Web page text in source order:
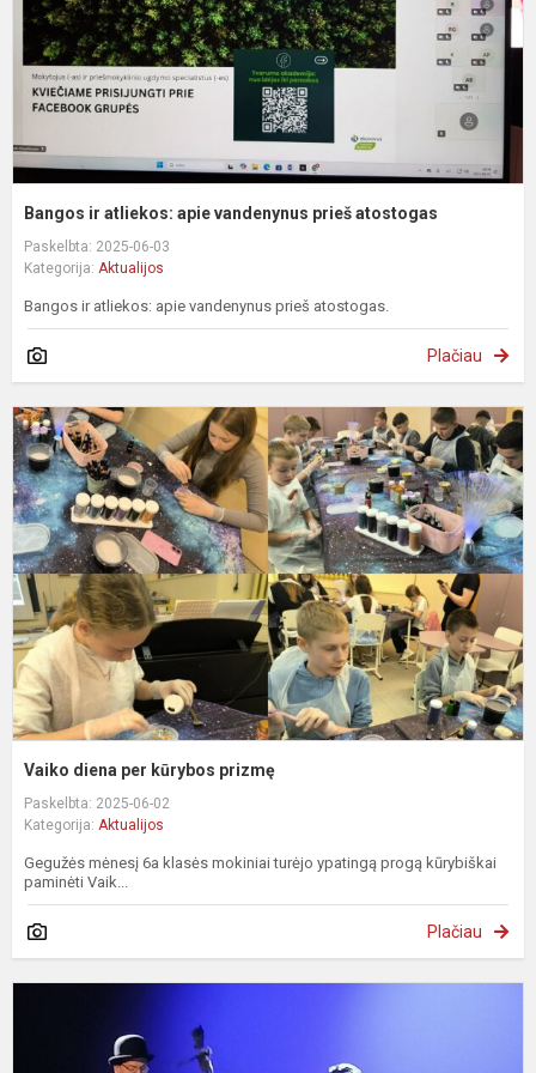
Bangos ir atliekos: apie vandenynus prieš atostogas
Paskelbta: 2025-06-03
Kategorija: Aktualijos
Bangos ir atliekos: apie vandenynus prieš atostogas.
Plačiau
Vaiko diena per kūrybos prizmę
Paskelbta: 2025-06-02
Kategorija: Aktualijos
Gegužės mėnesį 6a klasės mokiniai turėjo ypatingą progą kūrybiškai
paminėti Vaik...
Plačiau